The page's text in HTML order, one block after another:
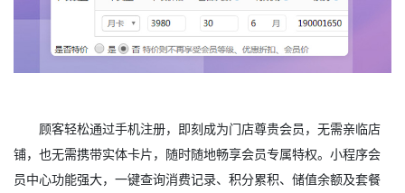
顾客轻松通过手机注册，即刻成为门店尊贵会员，无需亲临店
铺，也无需携带实体卡片，随时随地畅享会员专属特权。小程序会
员中心功能强大，一键查询消费记录、积分累积、储值余额及套餐